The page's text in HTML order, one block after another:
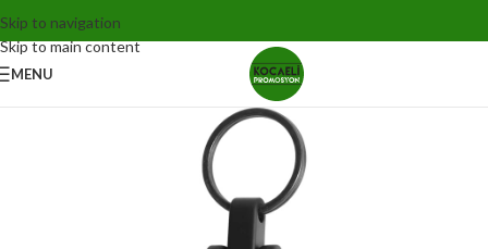
Skip to navigation
Skip to main content
MENU